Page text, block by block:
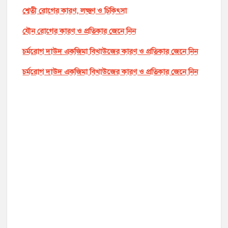
শ্বেতী রোগের কারণ, লক্ষ্মণ ও চিকিৎসা
যৌন রোগের কারণ ও প্রতিকার জেনে নিন
চর্মরোগ দাউদ একজিমা বিখাউজের কারণ ও প্রতিকার জেনে নিন
চর্মরোগ দাউদ একজিমা বিখাউজের কারণ ও প্রতিকার জেনে নিন